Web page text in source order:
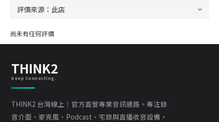
尚未有任何評價
THINK2
Keep Connecting.
THINK2 台灣線上｜官方直營專業音訊通路。專注錄
音介面、麥克風、Podcast、宅錄與直播收音設備，